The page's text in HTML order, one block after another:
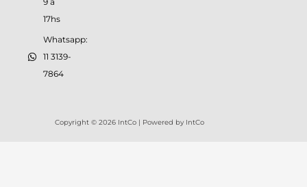
17hs
Whatsapp:
11 3139-
7864
Copyright © 2026 IntCo | Powered by IntCo